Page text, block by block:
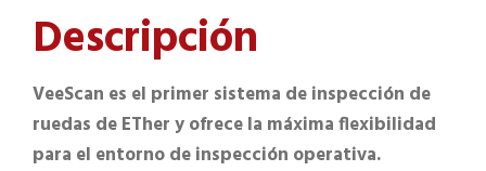
Descripción
VeeScan es el primer sistema de inspección de
ruedas de ETher y ofrece la máxima flexibilidad
para el entorno de inspección operativa.